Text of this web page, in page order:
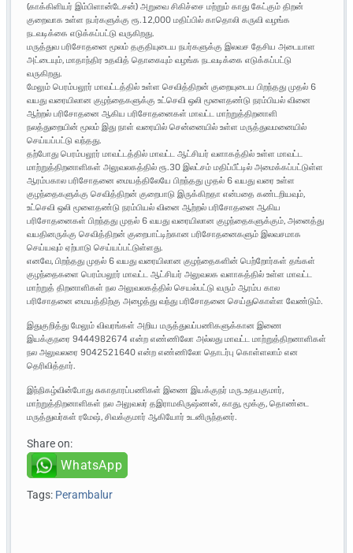
(காக்கிளியர் இம்பிளான்டேசன்) அறுவை சிகிச்சை மற்றும் காது கேட்கும் திறன்
குறைவாக உள்ள நபர்களுக்கு ரூ.12,000 மதிப்பில் காதொலி கருவி வழங்க
நடவடிக்கை எடுக்கப்பட்டு வருகிறது.
மருத்துவ பரிசோதனை மூலம் தகுதியுடைய நபர்களுக்கு இலவச தேசிய அடையாள
அட்டையும், மாதாந்திர உதவித் தொகையும் வழங்க நடவடிக்கை எடுக்கப்பட்டு
வருகிறது.
மேலும் பெரம்பலூர் மாவட்டத்தில் உள்ள செவித்திறன் குறையுடைய பிறந்தது முதல் 6
வயது வரையிலான குழந்தைகளுக்கு உட்செவி ஒலி மூளைதண்டு நரம்பியல் வினை
ஆற்றல் பரிசோதனை ஆகிய பரிசோதனைகள் மாவட்ட மாற்றுத்திறனாளி
நலத்துறையின் மூலம் இது நாள் வரையில் சென்னையில் உள்ள மருத்துவமனையில்
செய்யப்பட்டு வந்தது.
தற்போது பெரம்பலூர் மாவட்டத்தில் மாவட்ட ஆட்சியர் வளாகத்தில் உள்ள மாவட்ட
மாற்றுத்திறனாளிகள் அலுவலகத்தில் ரூ.30 இலட்சம் மதிப்பீட்டில் அமைக்கப்பட்டுள்ள
ஆரம்பகால பரிசோதனை மையத்திலேயே பிறந்தது முதல் 6 வயது வரை உள்ள
குழந்தைகளுக்கு செவித்திறன் குறைபாடு இருக்கிறதா என்பதை கண்டறியவும்,
உட்செவி ஒலி மூளைதண்டு நரம்பியல் வினை ஆற்றல் பரிசோதனை ஆகிய
பரிசோதனைகள் பிறந்தது முதல் 6 வயது வரையிலான குழந்தைகளுக்கும், அனைத்து
வயதினருக்கு செவித்திறன் குறைபாட்டிற்கான பரிசோதனைகளும் இலவசமாக
செய்யவும் ஏற்பாடு செய்யப்பட்டுள்ளது.
எனவே, பிறந்தது முதல் 6 வயது வரையிலான குழந்தைகளின் பெற்றோர்கள் தங்கள்
குழந்தைகளை பெரம்பலூர் மாவட்ட ஆட்சியர் அலுவலக வளாகத்தில் உள்ள மாவட்ட
மாற்றுத் திறனாளிகள் நல அலுவலகத்தில் செயல்பட்டு வரும் ஆரம்ப கால
பரிசோதனை மையத்திற்கு அழைத்து வந்து பரிசோதனை செய்துகொள்ள வேண்டும்.
இதுகுறித்து மேலும் விவரங்கள் அறிய மருத்துவப்பணிகளுக்கான இணை
இயக்குநரை 9444982674 என்ற எண்ணிலோ அல்லது மாவட்ட மாற்றுத்திறனாளிகள்
நல அலுவலரை 9042521640 என்ற எண்ணிலோ தொடர்பு கொள்ளலாம் என
தெரிவித்தார்.
இந்நிகழ்வின்போது சுகாதாரப்பணிகள் இணை இயக்குநர் மரு.உதயகுமார்,
மாற்றுத்திறனாளிகள் நல அலுவலர் தஇராமகிருஷ்ணன், காது, மூக்கு, தொண்டை
மருத்துவர்கள் ரமேஷ், சிவக்குமார் ஆகியோர் உடனிருந்தனர்.
Share on:
WhatsApp
Tags: Perambalur